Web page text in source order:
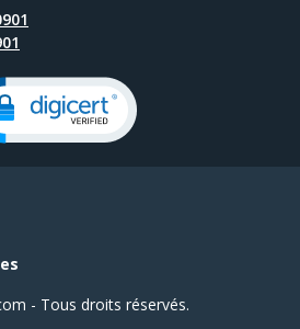
- Tous droits réservés.